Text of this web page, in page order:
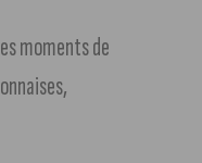
moments de